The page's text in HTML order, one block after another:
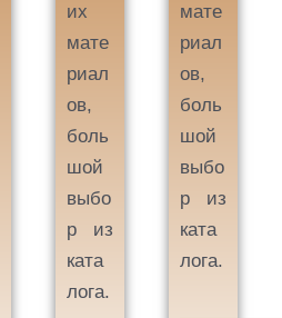
их
мате
риал
ов,
боль
шой
выбо
р из
ката
лога.
мате
риал
ов,
боль
шой
выбо
р из
ката
лога.